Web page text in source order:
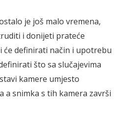
je još malo vremena,
i donijeti prateće
će definirati način i upotrebu
što sa slučajevima
kamere umjesto
a snimka s tih kamera završi